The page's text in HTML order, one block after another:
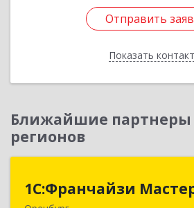
Отправить
Показать
Отправить
Назад
Ближайшие партнеры
регионов
1С:Франчайзи
1С:Франчайзи